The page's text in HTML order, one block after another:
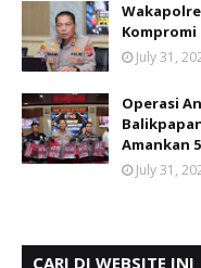
July 31,
Operasi
Amankan
July 31,
CARI DI WEBSITE INI